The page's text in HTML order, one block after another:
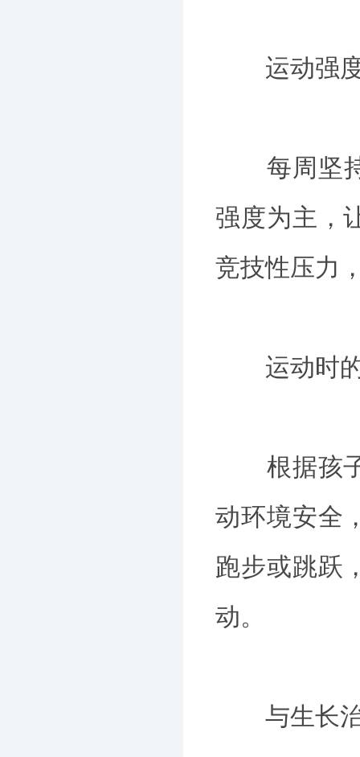
运动强度
每周坚持
强度为主，
竞技性压力
运动时的
根据孩子
动环境安全
跑步或跳跃
动。
与生长治